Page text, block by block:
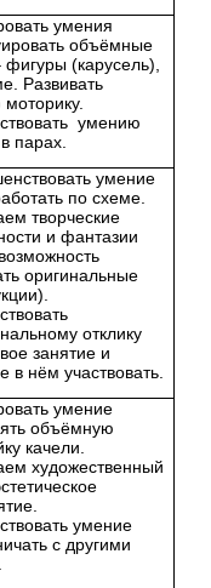
умения
объёмные
(карусель),
Развивать
умению
парах.
умение
по схеме.
творческие
и фантазии
оригинальные
отклику
занятие и
в нём участвовать.
умение
объёмную
качели.
художественный
умение
с другими